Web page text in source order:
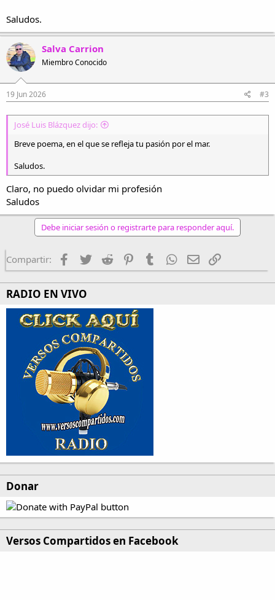
Saludos.
Salva Carrion
Miembro Conocido
19 Jun 2026 #3
José Luis Blázquez dijo:
Breve poema, en el que se refleja tu pasión por el mar.
Saludos.
Claro, no puedo olvidar mi profesión
Saludos
Debe iniciar sesión o registrarte para responder aquí.
Compartir: Facebook
TwitterReddit PinterestTumblrWhatsApp
EmailEnlace
RADIO EN VIVO
Donar
Versos Compartidos en Facebook